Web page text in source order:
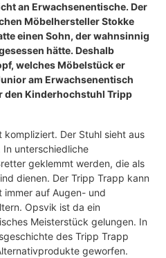
an Erwachsenentische. Der
Möbelhersteller Stokke
einen Sohn, der wahnsinnig
hätte. Deshalb
welches Möbelstück er
am Erwachsenentisch
den Kinderhochstuhl Tripp
kompliziert. Der Stuhl sieht aus
unterschiedliche
geklemmt werden, die als
dienen. Der Tripp Trapp kann
immer auf Augen- und
Opsvik ist da ein
Meisterstück gelungen. In
des Tripp Trapp
geworfen.